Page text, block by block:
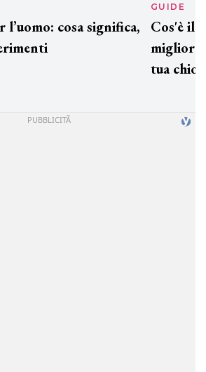
l’uomo: cosa significa,
GUIDE
tua